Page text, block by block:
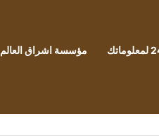
مؤسسة اشراق العالم